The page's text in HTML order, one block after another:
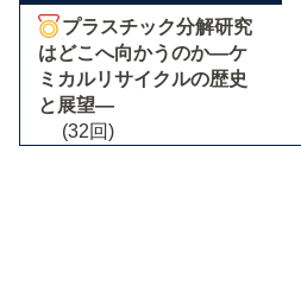
プラスチック分解研究
はどこへ向かうのか―ケ
ミカルリサイクルの歴史
と展望―
(32回)